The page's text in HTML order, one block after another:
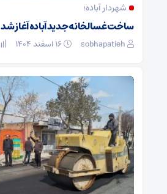
شهردار آباده؛
ساخت غسالخانه جدید آباده آغاز شد
sobhapatieh